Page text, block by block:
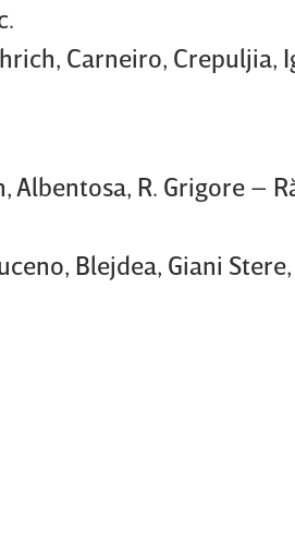
Carneiro, Crepuljia,
Albentosa, R. Grigore –
Blejdea, Giani